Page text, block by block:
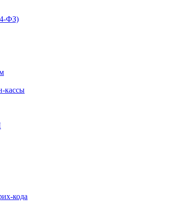
ФЗ)
кассы
кода